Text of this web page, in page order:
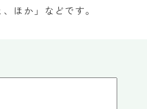
ほか」などです。